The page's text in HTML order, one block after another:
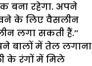
बना रहेगा. अपने
के लिए वैसलीन
लगा सकती हैं.’’
बालों में तेल लगाना
के रंगों में मिले